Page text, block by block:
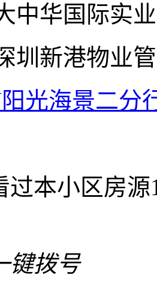
中华国际实
圳新港物业
光海景二分
过本小区房
键拨号